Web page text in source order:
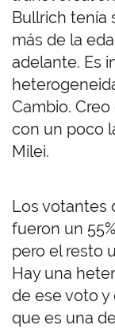
Bullrich tenía
más de la
adelante. Es
Cambio.
con un poco
Milei.
Los votantes
fueron un
pero el resto
Hay una
de ese voto y
que es una